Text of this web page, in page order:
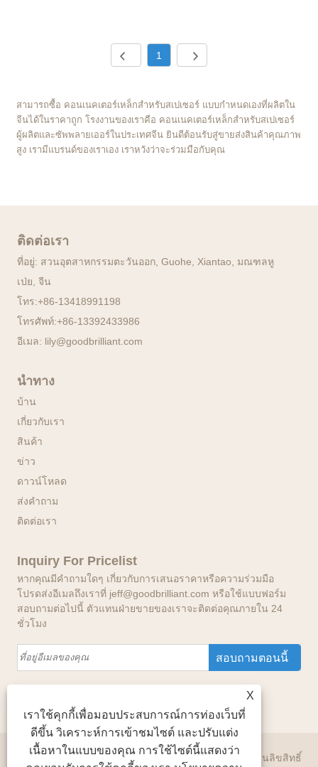
1
สามารถซื้อ คอนเนคเตอร์เหล็กสำหรับสเปเซอร์ แบบกำหนดเองที่ผลิตใน
จีนได้ในราคาถูก โรงงานของเราคือ คอนเนคเตอร์เหล็กสำหรับสเปเซอร์
ผู้ผลิตและซัพพลายเออร์ในประเทศจีน ยินดีต้อนรับสู่ขายส่งสินค้าคุณภาพ
สูง เรามีแบรนด์ของเราเอง เราหวังว่าจะร่วมมือกับคุณ
ติดต่อเรา
ที่อยู่: สวนอุตสาหกรรมตะวันออก, Guohe, Xiantao, มณฑลหู
เป่ย, จีน
โทร:+86-13418991198
โทรศัพท์:+86-13392433986
อีเมล: lily@goodbrilliant.com
นำทาง
บ้าน
เกี่ยวกับเรา
สินค้า
ข่าว
ดาวน์โหลด
ส่งคำถาม
ติดต่อเรา
Inquiry For Pricelist
หากคุณมีคำถามใดๆ เกี่ยวกับการเสนอราคาหรือความร่วมมือ
โปรดส่งอีเมลถึงเราที่ jeff@goodbrilliant.com หรือใช้แบบฟอร์ม
สอบถามต่อไปนี้ ตัวแทนฝ่ายขายของเราจะติดต่อคุณภายใน 24
ชั่วโมง
ลิขสิทธิ์ © 2024 Good Brilliant International Limited สงวนลิขสิทธิ์
X
เราใช้คุกกี้เพื่อมอบประสบการณ์การท่องเว็บที่
ดีขึ้น วิเคราะห์การเข้าชมไซต์ และปรับแต่ง
เนื้อหาในแบบของคุณ การใช้ไซต์นี้แสดงว่า